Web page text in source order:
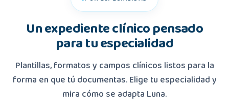
Un expediente clínico pensado
para tu especialidad
Plantillas, formatos y campos clínicos listos para la
forma en que tú documentas. Elige tu especialidad y
mira cómo se adapta Luna.